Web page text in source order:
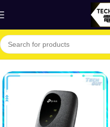
首頁 Shop 網絡 路由器